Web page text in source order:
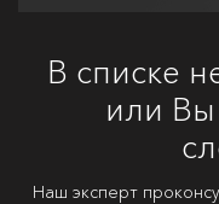
В списке
или Вы
Наш эксперт